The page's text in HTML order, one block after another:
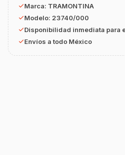
Marca: TRAMONTINA
Modelo: 23740/000
Disponibilidad inmediata para
Envíos a todo México